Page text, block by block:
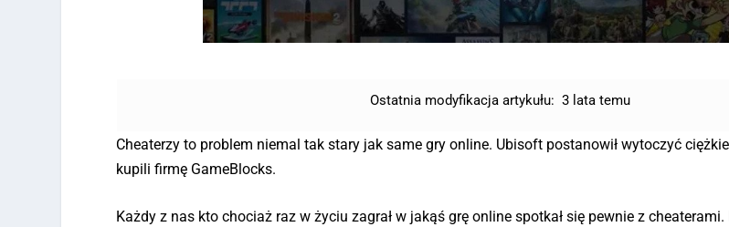
Ostatnia modyfikacja artykułu: 3 lata temu
Cheaterzy to problem niemal tak stary jak same gry online. Ubisoft postanowił wytoczyć
kupili firmę GameBlocks.
Każdy z nas kto chociaż raz w życiu zagrał w jakąś grę online spotkał się pewnie z cheaterami.